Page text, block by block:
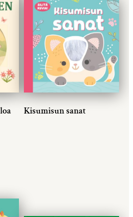
Kisumisun sanat